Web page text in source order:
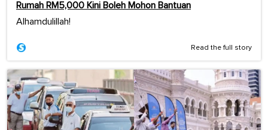
Rumah RM5,000 Kini Boleh Mohon Bantuan
Alhamdulillah!
Read the full story